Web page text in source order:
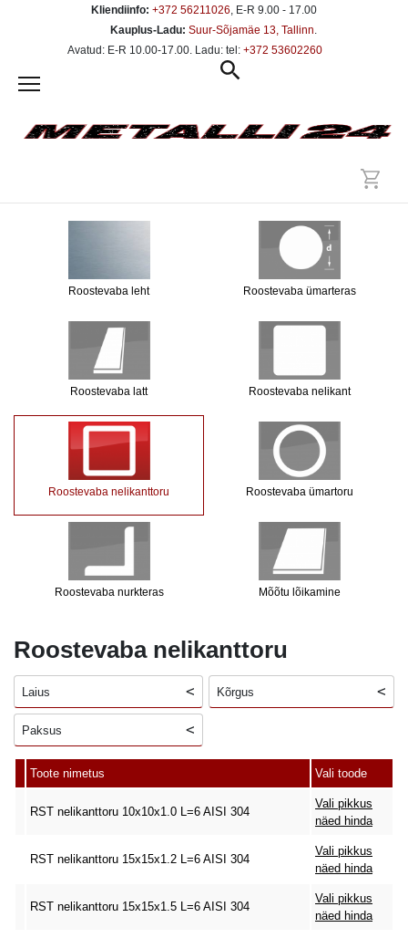
Kliendiinfo: +372 56211026, E-R 9.00 - 17.00
Kauplus-Ladu: Suur-Sõjamäe 13, Tallinn.
Avatud: E-R 10.00-17.00. Ladu: tel: +372 53602260
Roostevaba leht Roostevaba ümarteras
Roostevaba latt Roostevaba nelikant
Roostevaba nelikanttoru Roostevaba ümartoru
Roostevaba nurkteras Mõõtu lõikamine
Roostevaba nelikanttoru
Laius Kõrgus
Paksus
Toote nimetus Vali toode
RST nelikanttoru 10x10x1.0 L=6 AISI 304
Vali pikkus
näed hinda
RST nelikanttoru 15x15x1.2 L=6 AISI 304
Vali pikkus
näed hinda
RST nelikanttoru 15x15x1.5 L=6 AISI 304
Vali pikkus
näed hinda